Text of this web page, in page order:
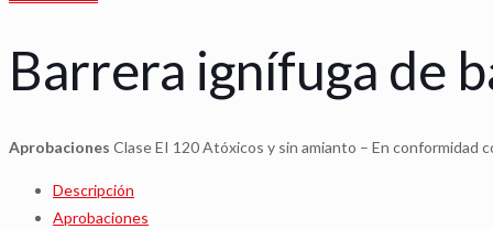
Barrera ignífuga de
Aprobaciones Clase EI 120 Atóxicos y sin amianto – En conformidad
Descripción
Aprobaciones